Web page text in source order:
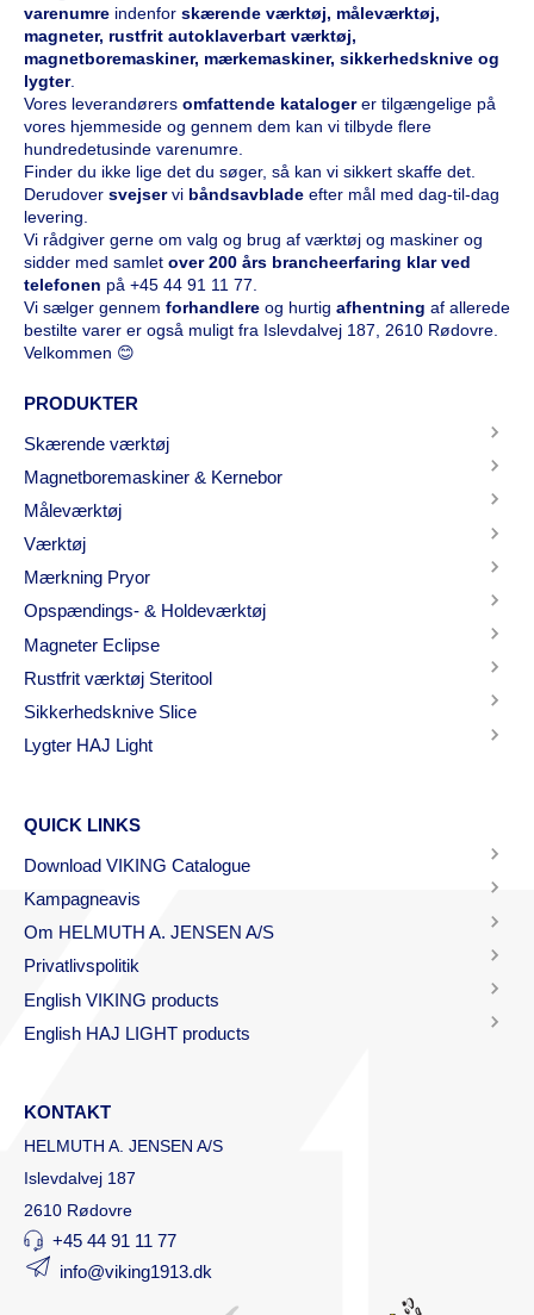
varenumre indenfor skærende værktøj, måleværktøj,
magneter, rustfrit autoklaverbart værktøj,
magnetboremaskiner, mærkemaskiner, sikkerhedsknive og
lygter.
Vores leverandørers omfattende katalogerer tilgængelige på
vores hjemmeside og gennem dem kan vi tilbyde flere
hundredetusinde varenumre.
Finder du ikke lige det du søger, så kan vi sikkert skaffe det.
Derudover svejservi båndsavblade efter mål med dag-til-dag
levering.
Vi rådgiver gerne om valg og brug af værktøj og maskiner og
sidder med samlet over 200 års brancheerfaring klar ved
telefonen på +45 44 91 11 77
Vi sælger gennem forhandlere og hurtig afhentning af allerede
bestilte varer er også muligt fra Islevdalvej 187, 2610 Rødovre.
Velkommen 😊
PRODUKTER
Skærende værktøj
Magnetboremaskiner & Kernebor
Måleværktøj
Værktøj
Mærkning Pryor
Opspændings- & Holdeværktøj
Magneter Eclipse
Rustfrit værktøj Steritool
Sikkerhedsknive Slice
Lygter HAJ Light
QUICK LINKS
Download VIKING Catalogue
Kampagneavis
Om HELMUTH A. JENSEN A/S
Privatlivspolitik
English VIKING products
English HAJ LIGHT products
KONTAKT
HELMUTH A. JENSEN A/S
Islevdalvej 187
2610 Rødovre
+45 44 91 11 77
info@viking1913.dk